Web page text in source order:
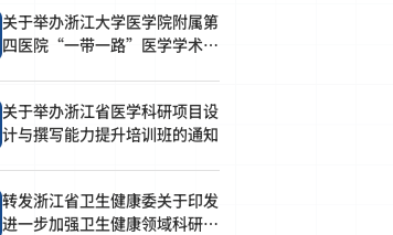
关于举办浙江大学医学院附属第
四医院“一带一路”医学学术论
关于举办浙江省医学科研项目设
计与撰写能力提升培训班的通知
转发浙江省卫生健康委关于印发
进一步加强卫生健康领域科研作